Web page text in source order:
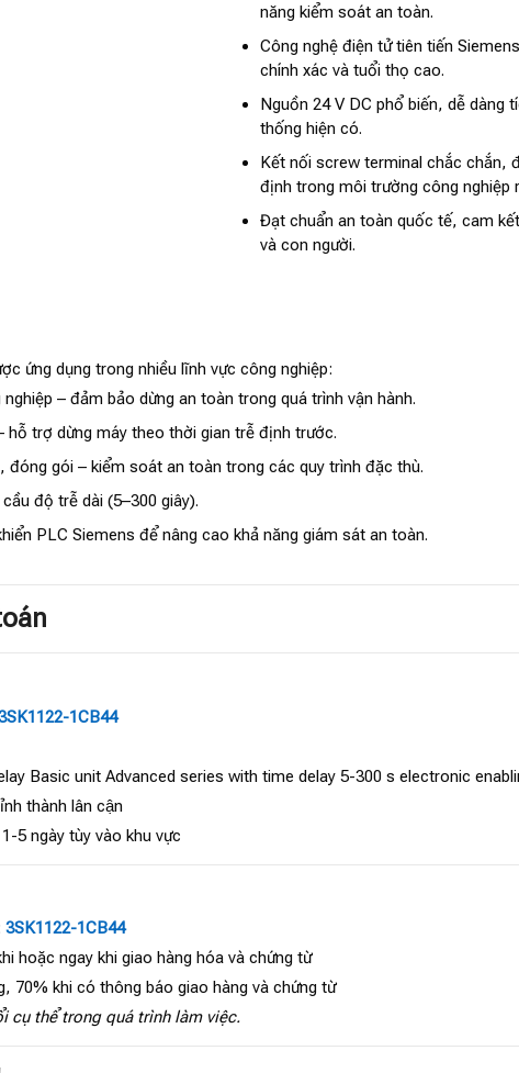
năng kiểm soát an toàn.
Công nghệ điện tử tiên tiến
chính xác và tuổi thọ cao.
Nguồn 24 V DC phổ biến, dễ dàng
thống hiện có.
Kết nối screw terminal chắc chắn,
định trong môi trường công nghiệp
Đạt chuẩn an toàn quốc tế, cam
và con người.
ứng dụng trong nhiều lĩnh vực công nghiệp:
– đảm bảo dừng an toàn trong quá trình vận hành.
hỗ trợ dừng máy theo thời gian trễ định trước.
đóng gói – kiểm soát an toàn trong các quy trình đặc thù.
độ trễ dài (5–300 giây).
PLC Siemens để nâng cao khả năng giám sát an toàn.
1CB44
Basic unit Advanced series with time delay 5-300 s electronic
thành lân cận
5 ngày tùy vào khu vực
3SK1122-1CB44
hoặc ngay khi giao hàng hóa và chứng từ
70% khi có thông báo giao hàng và chứng từ
cụ thể trong quá trình làm việc.